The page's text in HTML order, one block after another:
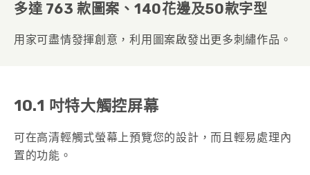
多達 763 款圖案、140花邊及50款字型
用家可盡情發揮創意，利用圖案啟發出更多刺繡作品。
10.1 吋特大觸控屏幕
可在高清輕觸式螢幕上預覽您的設計，而且輕易處理內
置的功能。